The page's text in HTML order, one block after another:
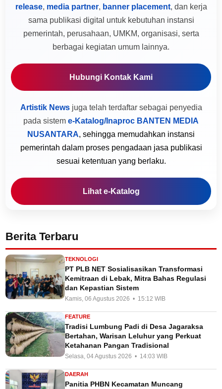
release, media partner, banner placement, dan kerja
sama publikasi digital untuk kebutuhan instansi
pemerintah, perusahaan, UMKM, organisasi, serta
berbagai kegiatan umum lainnya.
Hubungi Kontak Kami
Artistik Newsjuga telah terdaftar sebagai penyedia
pada sistem e-Katalog/Inaproc BANTEN MEDIA
NUSANTARA, sehingga memudahkan instansi
pemerintah dalam proses pengadaan jasa publikasi
sesuai ketentuan yang berlaku.
Lihat e-Katalog
Berita Terbaru
TEKNOLOGI
PT PLB NET Sosialisasikan Transformasi
Kemitraan di Lebak, Mitra Bahas Regulasi
dan Kepastian Sistem
Kamis, 06 Agustus 2026 • 15:12 WIB
FEATURE
Tradisi Lumbung Padi di Desa Jagaraksa
Bertahan, Warisan Leluhur yang Perkuat
Ketahanan Pangan Tradisional
Selasa, 04 Agustus 2026 • 14:03 WIB
DAERAH
Panitia PHBN Kecamatan Muncang